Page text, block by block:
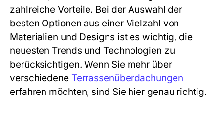
zahlreiche Vorteile. Bei der Auswahl der
besten Optionen aus einer Vielzahl von
Materialien und Designs ist es wichtig, die
neuesten Trends und Technologien zu
berücksichtigen. Wenn Sie mehr über
verschiedene Terrassenüberdachungen
erfahren möchten, sind Sie hier genau richtig.